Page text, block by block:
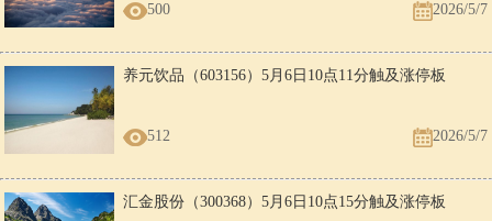
500 2026/5/7
养元饮品（603156）5月6日10点11分触及涨停板
512 2026/5/7
汇金股份（300368）5月6日10点15分触及涨停板